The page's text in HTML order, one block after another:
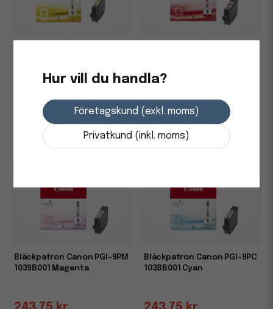
243,75 kr
Skickas från leverantör
+
243,75 kr
Skickas från leverantör
-
Bläckpatron Canon PGI-9PM
1039B001 Magenta
Bläckpatron Canon PGI-9PC
1038B001 Cyan
Hur vill du handla?
Företagskund (exkl. moms)
Privatkund (inkl. moms)